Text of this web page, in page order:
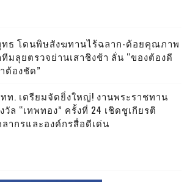
ทธ โดนพิษสังฆทานไร้ฉลาก-ด้อยคุณภาพ
มลุยตรวจย่านเสาชิงช้า ลั่น “ของต้องดี
ต้องชัด”
ท. เตรียมจัดยิ่งใหญ่! งานพระราชทาน
วัล “เทพทอง” ครั้งที่ 24 เชิดชูเกียรติ
ากรและองค์กรสื่อดีเด่น